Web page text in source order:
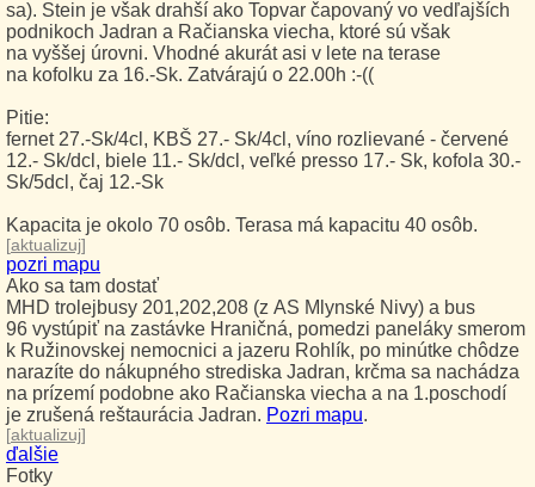
sa). Stein je však drahší ako Topvar čapovaný vo vedľajších
podnikoch Jadran a Račianska viecha, ktoré sú však
na vyššej úrovni. Vhodné akurát asi v lete na terase
na kofolku za 16.-Sk. Zatvárajú o 22.00h :-((
Pitie:
fernet 27.-Sk/4cl, KBŠ 27.- Sk/4cl, víno rozlievané - červené
12.- Sk/dcl, biele 11.- Sk/dcl, veľké presso 17.- Sk, kofola 30.-
Sk/5dcl, čaj 12.-Sk
Kapacita je okolo 70 osôb. Terasa má kapacitu 40 osôb.
[aktualizuj]
pozri mapu
Ako sa tam dostať
MHD trolejbusy 201,202,208 (z AS Mlynské Nivy) a bus
96 vystúpiť na zastávke Hraničná, pomedzi paneláky smerom
k Ružinovskej nemocnici a jazeru Rohlík, po minútke chôdze
narazíte do nákupného strediska Jadran, krčma sa nachádza
na prízemí podobne ako Račianska viecha a na 1.poschodí
je zrušená reštaurácia Jadran. Pozri mapu.
[aktualizuj]
ďalšie
Fotky